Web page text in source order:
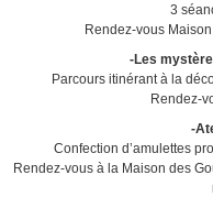
3
Rendez-vous
-Les
Parcours itinérant à la
Rendez-
-
Confection d’amulettes
Rendez-vous à la Maison des